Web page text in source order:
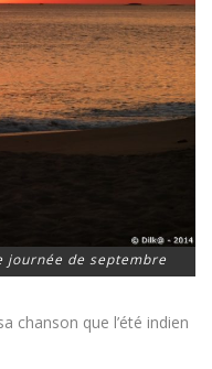
journée de septembre
chanson que l’été indien